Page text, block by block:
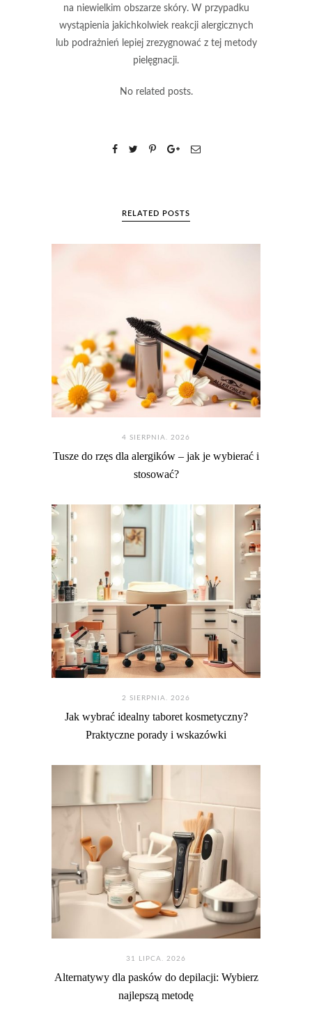
na niewielkim obszarze skóry. W przypadku
wystąpienia jakichkolwiek reakcji alergicznych
lub podrażnień lepiej zrezygnować z tej metody
pielęgnacji.
No related posts.
RELATED POSTS
4 SIERPNIA. 2026
Tusze do rzęs dla alergików – jak je wybierać i
stosować?
2 SIERPNIA. 2026
Jak wybrać idealny taboret kosmetyczny?
Praktyczne porady i wskazówki
31 LIPCA. 2026
Alternatywy dla pasków do depilacji: Wybierz
najlepszą metodę